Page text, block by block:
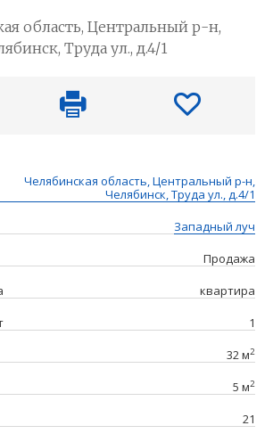
область, Центральный р-н,
Труда ул., д.4/1
Челябинская область, Центральный р-н,
Челябинск, Труда ул., д.4/1
Западный луч
Продажа
квартира
1
32 м2
5 м2
21